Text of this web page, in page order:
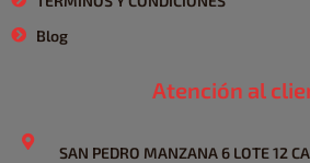
Blog
Atención al
SAN PEDRO MANZANA 6 LOTE 12